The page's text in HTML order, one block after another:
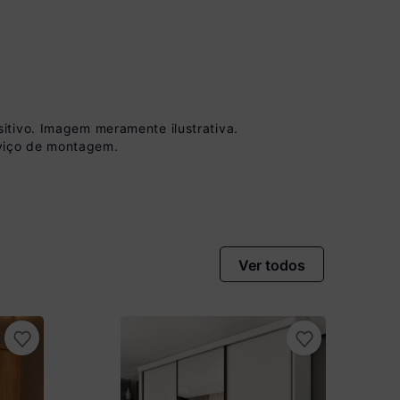
à vista no Boleto
Imagem meramente ilustrativa.
de montagem.
Ver todos